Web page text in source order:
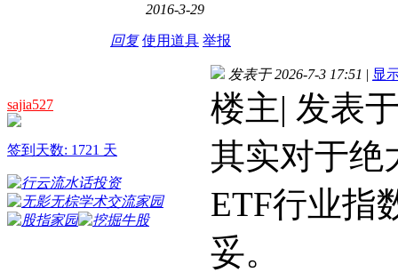
2016-3-29
回复 使用道具 举报
sajia527
签到天数: 1721 天
发表于 2026-7-3 17:51 | 显
楼主| 发表
其实对于绝
ETF行业指
妥。